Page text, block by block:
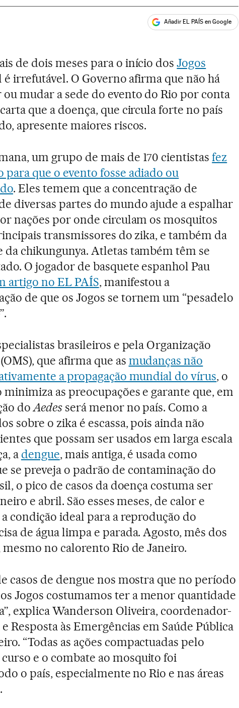
Sociales Añadir EL PAÍS en Google
de dois meses para o início dosJogos
é irrefutável. O Governo afirma que não há
mudar a sede do evento do Rio por conta
que a doença, que circula forte no país
apresente maiores riscos.
um grupo de mais de 170 cientistasfez
para que o evento fosse adiado ou
. Eles temem que a concentração de
diversas partes do mundo ajude a espalhar
nações por onde circulam os mosquitos
transmissores do zika, e também da
da chikungunya. Atletas também têm se
O jogador de basquete espanhol Pau
artigo no EL PAÍS, manifestou a
de que os Jogos se tornem um “pesadelo
brasileiros e pela Organização
que afirma que as mudanças não
a propagação mundial do vírus, o
as preocupações e garante que, em
doAedesserá menor no país. Como a
sobre o zika é escassa, pois ainda não
que possam ser usados em larga escala
a dengue, mais antiga, é usada como
se preveja o padrão de contaminação do
o pico de casos da doença costuma ser
e abril. São esses meses, de calor e
condição ideal para a reprodução do
de água limpa e parada. Agosto, mês dos
mesmo no calorento Rio de Janeiro.
casos de dengue nos mostra que no período
Jogos costumamos ter a menor quantidade
explica Wanderson Oliveira, coordenador-
Resposta às Emergências em Saúde Pública
“Todas as ações compactuadas pelo
e o combate ao mosquito foi
o país, especialmente no Rio e nas áreas